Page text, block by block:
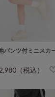
パンツ付ミニスカ
（税込）